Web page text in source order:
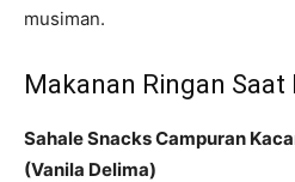
musiman.
Makanan Ringan Saat
Sahale Snacks Campuran
(Vanila Delima)